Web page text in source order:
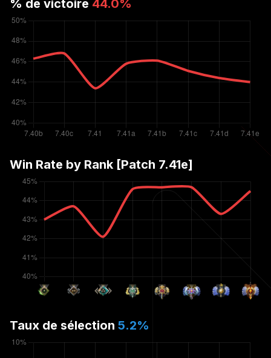
% de victoire 44.0%
Win Rate by Rank [Patch 7.41e]
Taux de sélection 5.2%